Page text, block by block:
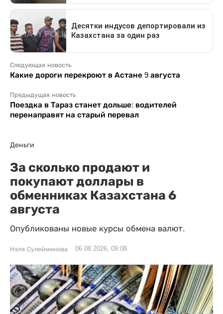
Следующая новость
Какие дороги перекроют в Астане 9 августа
Предыдущая новость
Поездка в Тараз станет дольше: водителей
перенаправят на старый перевал
Деньги
За сколько продают и
покупают доллары в
обменниках Казахстана 6
августа
Опубликованы новые курсы обмена валют.
Нэля Сулейменова 06.08.2026, 09:08